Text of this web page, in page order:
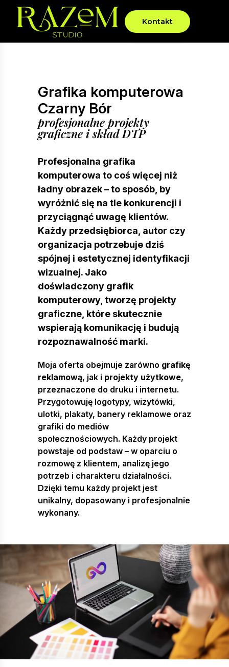
Kontakt
Grafika komputerowa
Czarny Bór
profesjonalne projekty
graficzne i skład DTP
Profesjonalna grafika
komputerowa to coś więcej niż
ładny obrazek – to sposób, by
wyróżnić się na tle konkurencji i
przyciągnąć uwagę klientów.
Każdy przedsiębiorca, autor czy
organizacja potrzebuje dziś
spójnej i estetycznej identyfikacji
wizualnej. Jako
doświadczony grafik
komputerowy, tworzę projekty
graficzne, które skutecznie
wspierają komunikację i budują
rozpoznawalność marki.
Moja oferta obejmuje zarówno grafikę
reklamową, jak i projekty użytkowe,
przeznaczone do druku i internetu.
Przygotowuję logotypy, wizytówki,
ulotki, plakaty, banery reklamowe oraz
grafiki do mediów
społecznościowych. Każdy projekt
powstaje od podstaw – w oparciu o
rozmowę z klientem, analizę jego
potrzeb i charakteru działalności.
Dzięki temu każdy projekt jest
unikalny, dopasowany i profesjonalnie
wykonany.